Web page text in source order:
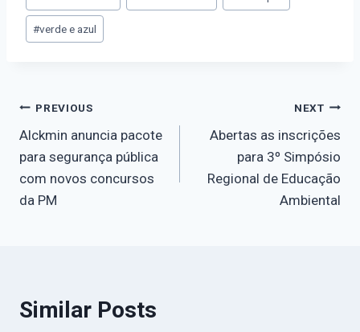
#verde e azul
PREVIOUS
Alckmin anuncia pacote
para segurança pública
com novos concursos
da PM
NEXT
Abertas as inscrições
para 3º Simpósio
Regional de Educação
Ambiental
Similar Posts